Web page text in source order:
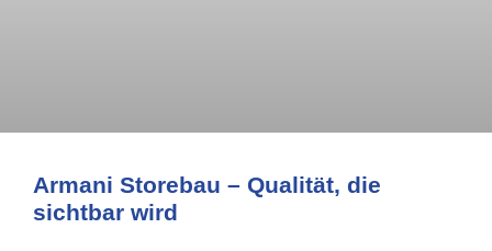
Armani Storebau – Qualität, die
sichtbar wird